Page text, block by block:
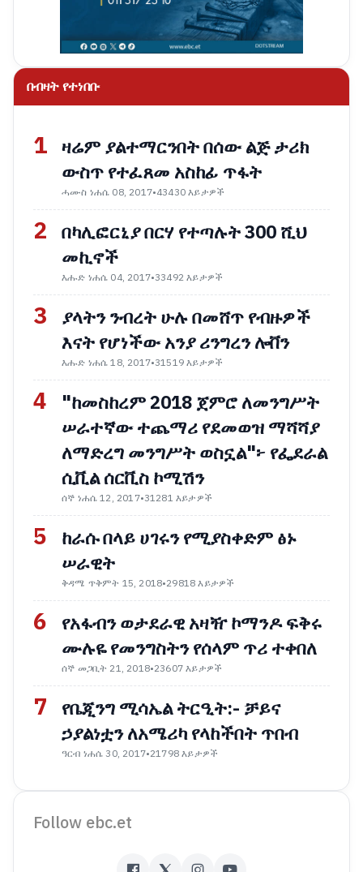
በብዛት የተነበቡ
1 ዛሬም ያልተማርንበት በሰው ልጅ ታሪክ
ውስጥ የተፈጸመ አስከፊ ጥፋት
ሓሙስ ነሐሴ 08, 2017•43430 እይታዎች
2 በካሊፎርኒያ በርሃ የተጣሉት 300 ሺህ
መኪኖች
እሑድ ነሐሴ 04, 2017•33492 እይታዎች
3
ያላትን ንብረት ሁሉ በመሸጥ የብዙዎች
እናት የሆነችው አንያ ሪንግረን ሎቨን
እሑድ ነሐሴ 18, 2017•31519 እይታዎች
4
"ከመስከረም 2018 ጀምሮ ለመንግሥት
ሠራተኛው ተጨማሪ የደመወዝ ማሻሻያ
ለማድረግ መንግሥት ወስኗል"፦ የፌደራል
ሲቪል ሰርቪስ ኮሚሽን
ሰኞ ነሐሴ 12, 2017•31281 እይታዎች
5
ከራሱ በላይ ሀገሩን የሚያስቀድም ፅኑ
ሠራዊት
ቅዳሜ ጥቅምት 15, 2018•29818 እይታዎች
6
የአፋብን ወታደራዊ አዛዥ ኮማንዶ ፍቅሩ
ሙሉዬ የመንግስትን የሰላም ጥሪ ተቀበለ
ሰኞ መጋቢት 21, 2018•23607 እይታዎች
7
የቤጂንግ ሚሳኤል ትርዒት:- ቻይና
ኃያልነቷን ለአሜሪካ የላከችበት ጥበብ
ዓርብ ነሐሴ 30, 2017•21798 እይታዎች
Follow ebc.et